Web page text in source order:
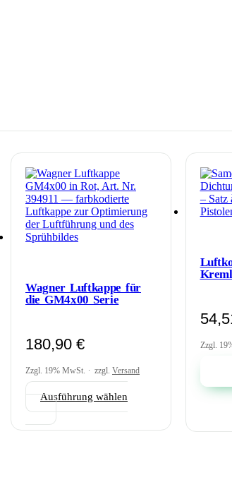
Wagner Luftkappe für
die GM4x00 Serie
180,90 €
Zzgl. 19% MwSt. zzgl. Versand
Ausführung wählen
Produkt
weist
Zzgl.